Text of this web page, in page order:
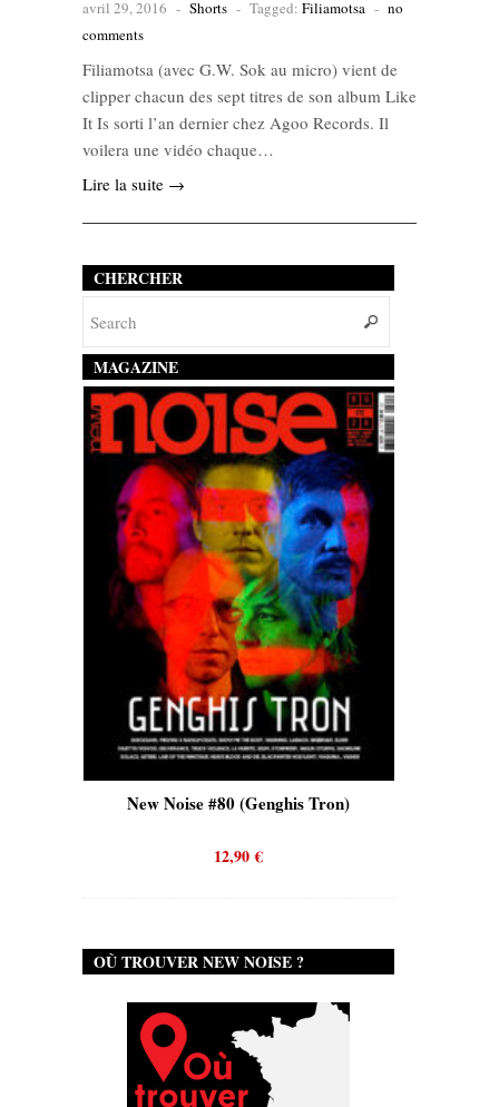
avril 29, 2016 - Shorts - Tagged: Filiamotsa - no
comments
Filiamotsa (avec G.W. Sok au micro) vient de
clipper chacun des sept titres de son album Like
It Is sorti l’an dernier chez Agoo Records. Il
voilera une vidéo chaque…
Lire la suite →
CHERCHER
MAGAZINE
New Noise #80 (Genghis Tron)
12,90€
OÙ TROUVER NEW NOISE ?